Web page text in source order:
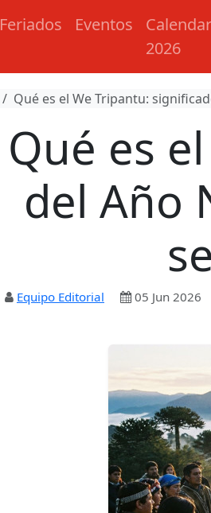
Feriados Eventos
2026
Qué es el We Tripantu:
Qué es
del Año
Equipo Editorial 05 Jun 2026